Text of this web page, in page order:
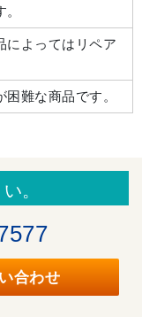
によってはリペア
難な商品です。
。
合わせ